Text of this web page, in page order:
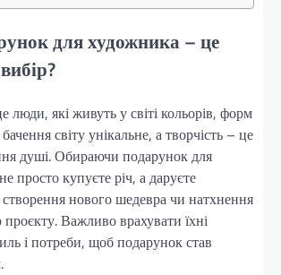
для художника – це
які живуть у світі кольорів, форм
бачення світу унікальне, а творчість – це
душі. Обираючи подарунок для
просто купуєте річ, а даруєте
створення нового шедевра чи натхнення
Важливо врахувати їхні
і потреби, щоб подарунок став